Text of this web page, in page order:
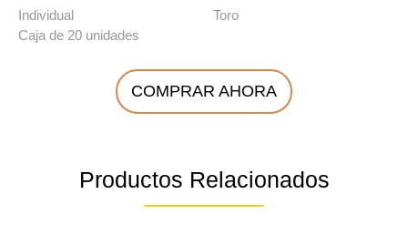
Individual
Caja de 20 unidades
Toro
COMPRAR AHORA
Productos Relacionados